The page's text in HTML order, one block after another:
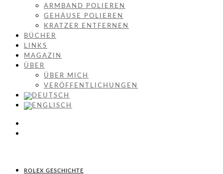
ARMBAND POLIEREN
GEHÄUSE POLIEREN
KRATZER ENTFERNEN
BÜCHER
LINKS
MAGAZIN
ÜBER
ÜBER MICH
VERÖFFENTLICHUNGEN
ROLEX GESCHICHTE